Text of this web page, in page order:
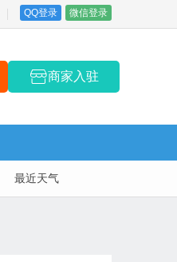
QQ登录 微信登录
商家入驻
最近天气